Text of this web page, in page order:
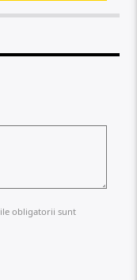
obligatorii sunt